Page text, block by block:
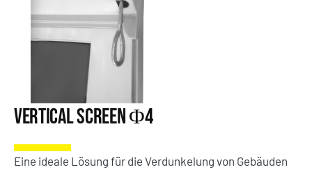
Vertical Screen Φ4
Eine ideale Lösung für die Verdunkelung von Gebäuden